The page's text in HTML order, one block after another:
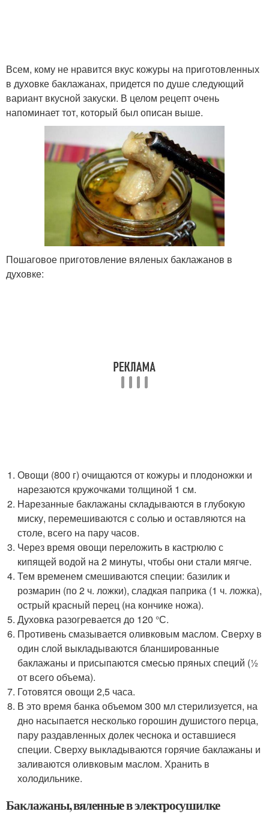
Всем, кому не нравится вкус кожуры на приготовленных
в духовке баклажанах, придется по душе следующий
вариант вкусной закуски. В целом рецепт очень
напоминает тот, который был описан выше.
Пошаговое приготовление вяленых баклажанов в
духовке:
Овощи (800 г) очищаются от кожуры и плодоножки и
нарезаются кружочками толщиной 1 см.
Нарезанные баклажаны складываются в глубокую
миску, перемешиваются с солью и оставляются на
столе, всего на пару часов.
Через время овощи переложить в кастрюлю с
кипящей водой на 2 минуты, чтобы они стали мягче.
Тем временем смешиваются специи: базилик и
розмарин (по 2 ч. ложки), сладкая паприка (1 ч. ложка),
острый красный перец (на кончике ножа).
Духовка разогревается до 120 °С.
Противень смазывается оливковым маслом. Сверху в
один слой выкладываются бланшированные
баклажаны и присыпаются смесью пряных специй (½
от всего объема).
Готовятся овощи 2,5 часа.
В это время банка объемом 300 мл стерилизуется, на
дно насыпается несколько горошин душистого перца,
пару раздавленных долек чеснока и оставшиеся
специи. Сверху выкладываются горячие баклажаны и
заливаются оливковым маслом. Хранить в
холодильнике.
Баклажаны, вяленные в электросушилке